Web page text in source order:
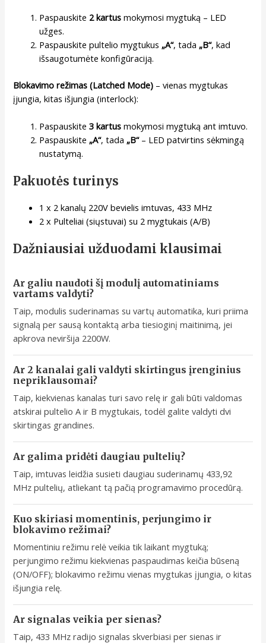
Paspauskite 2 kartus mokymosi mygtuką – LED
užges.
Paspauskite pultelio mygtukus „A“, tada „B“, kad
išsaugotumėte konfigūraciją.
Blokavimo režimas (Latched Mode) – vienas mygtukas
įjungia, kitas išjungia (interlock):
Paspauskite3 kartus mokymosi mygtuką ant imtuvo.
Paspauskite „A“, tada „B“– LED patvirtins sėkmingą
nustatymą.
Pakuotės turinys
1 x 2 kanalų 220V bevielis imtuvas, 433 MHz
2 x Pulteliai (siųstuvai) su 2 mygtukais (A/B)
Dažniausiai užduodami klausimai
Ar galiu naudoti šį modulį automatiniams
vartams valdyti?
Taip, modulis suderinamas su vartų automatika, kuri priima
signalą per sausą kontaktą arba tiesioginį maitinimą, jei
apkrova neviršija 2200W.
Ar 2 kanalai gali valdyti skirtingus įrenginius
nepriklausomai?
Taip, kiekvienas kanalas turi savo relę ir gali būti valdomas
atskirai pultelio A ir B mygtukais, todėl galite valdyti dvi
skirtingas grandines.
Ar galima pridėti daugiau pultelių?
Taip, imtuvas leidžia susieti daugiau suderinamų 433,92
MHz pultelių, atliekant tą pačią programavimo procedūrą.
Kuo skiriasi momentinis, perjungimo ir
blokavimo režimai?
Momentiniu režimu relė veikia tik laikant mygtuką;
perjungimo režimu kiekvienas paspaudimas keičia būseną
(ON/OFF); blokavimo režimu vienas mygtukas įjungia, o kitas
išjungia relę.
Ar signalas veikia per sienas?
Taip, 433 MHz radijo signalas skverbiasi per sienas ir